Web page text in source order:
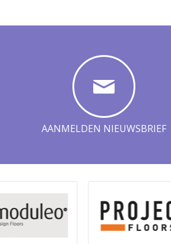
AANMELDEN NIEUWSBRIEF